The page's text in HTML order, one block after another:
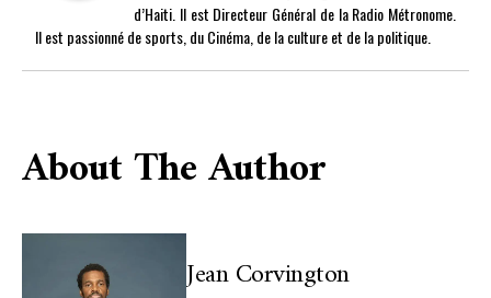
d’Haiti. Il est Directeur Général de la Radio Métronome.
Il est passionné de sports, du Cinéma, de la culture et de la politique.
About The Author
Jean Corvington